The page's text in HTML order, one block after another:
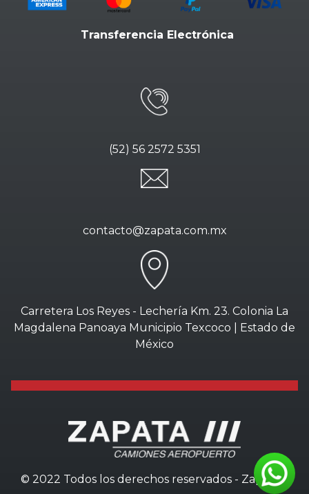
Transferencia Electrónica
(52) 56 2572 5351
contacto@zapata.com.mx
Carretera Los Reyes - Lechería Km. 23. Colonia La
Magdalena Panoaya Municipio Texcoco | Estado de
México
© 2022 Todos los derechos reservados - Zapata///